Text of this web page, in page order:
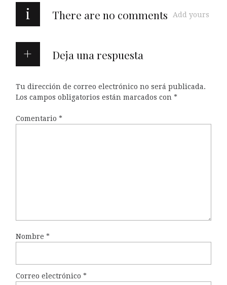
i There are no comments Add yours
Deja una respuesta
Tu dirección de correo electrónico no será publicada.
Los campos obligatorios están marcados con *
Comentario *
Nombre *
Correo electrónico *